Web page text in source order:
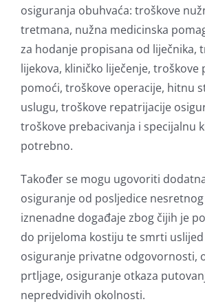
osiguranja obuhvaća: troškove
tretmana, nužna medicinska
za hodanje propisana od liječnika,
lijekova, kliničko liječenje, troškove
pomoći, troškove operacije, hitnu
uslugu, troškove repatrijacije
troškove prebacivanja i specijalnu
potrebno.
Također se mogu ugovoriti
osiguranje od posljedice nesretnog
iznenadne događaje zbog čijih je
do prijeloma kostiju te smrti uslijed
osiguranje privatne odgovornosti,
prtljage, osiguranje otkaza
nepredvidivih okolnosti.